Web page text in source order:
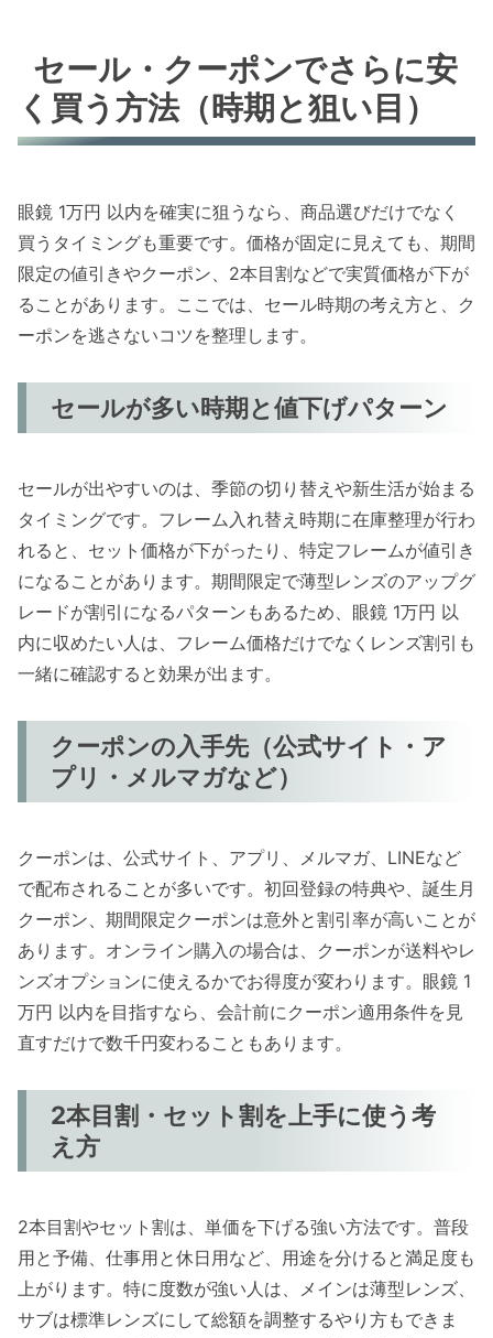
セール・クーポンでさらに安
く買う方法（時期と狙い目）
眼鏡 1万円 以内を確実に狙うなら、商品選びだけでなく
買うタイミングも重要です。価格が固定に見えても、期間
限定の値引きやクーポン、2本目割などで実質価格が下が
ることがあります。ここでは、セール時期の考え方と、ク
ーポンを逃さないコツを整理します。
セールが多い時期と値下げパターン
セールが出やすいのは、季節の切り替えや新生活が始まる
タイミングです。フレーム入れ替え時期に在庫整理が行わ
れると、セット価格が下がったり、特定フレームが値引き
になることがあります。期間限定で薄型レンズのアップグ
レードが割引になるパターンもあるため、眼鏡 1万円 以
内に収めたい人は、フレーム価格だけでなくレンズ割引も
一緒に確認すると効果が出ます。
クーポンの入手先（公式サイト・ア
プリ・メルマガなど）
クーポンは、公式サイト、アプリ、メルマガ、LINEなど
で配布されることが多いです。初回登録の特典や、誕生月
クーポン、期間限定クーポンは意外と割引率が高いことが
あります。オンライン購入の場合は、クーポンが送料やレ
ンズオプションに使えるかでお得度が変わります。眼鏡 1
万円 以内を目指すなら、会計前にクーポン適用条件を見
直すだけで数千円変わることもあります。
2本目割・セット割を上手に使う考
え方
2本目割やセット割は、単価を下げる強い方法です。普段
用と予備、仕事用と休日用など、用途を分けると満足度も
上がります。特に度数が強い人は、メインは薄型レンズ、
サブは標準レンズにして総額を調整するやり方もできま